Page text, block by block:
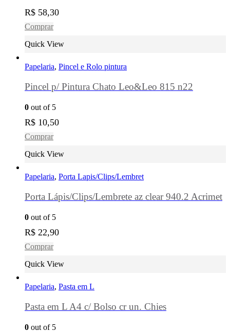
R$ 58,30
Comprar
Quick View
Papelaria, Pincel e Rolo pintura
Pincel p/ Pintura Chato Leo&Leo 815 n22
0 out of 5
R$ 10,50
Comprar
Quick View
Papelaria, Porta Lapis/Clips/Lembret
Porta Lápis/Clips/Lembrete az clear 940.2 Acrimet
0 out of 5
R$ 22,90
Comprar
Quick View
Papelaria, Pasta em L
Pasta em L A4 c/ Bolso cr un. Chies
0 out of 5